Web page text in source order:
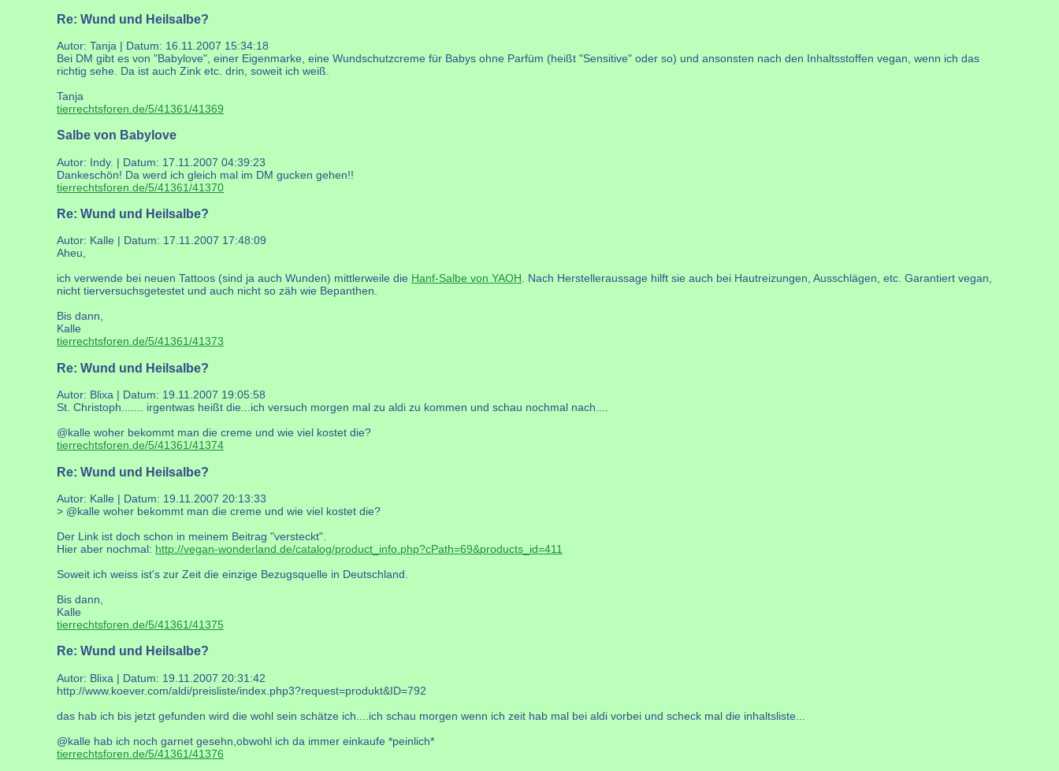
Re: Wund und Heilsalbe?
Autor: Tanja | Datum: 16.11.2007 15:34:18
Bei DM gibt es von "Babylove", einer Eigenmarke, eine Wundschutzcreme für Babys ohne Parfüm (heißt "Sensitive" oder so) und ansonsten nach den Inhaltsstoffen vegan, wenn ich das
richtig sehe. Da ist auch Zink etc. drin, soweit ich weiß.
Tanja
tierrechtsforen.de/5/41361/41369
Salbe von Babylove
Autor: Indy. | Datum: 17.11.2007 04:39:23
Dankeschön! Da werd ich gleich mal im DM gucken gehen!!
tierrechtsforen.de/5/41361/41370
Re: Wund und Heilsalbe?
Autor: Kalle | Datum: 17.11.2007 17:48:09
Aheu,
ich verwende bei neuen Tattoos (sind ja auch Wunden) mittlerweile die Hanf-Salbe von YAOH. Nach Herstelleraussage hilft sie auch bei Hautreizungen, Ausschlägen, etc. Garantiert vegan,
nicht tierversuchsgetestet und auch nicht so zäh wie Bepanthen.
Bis dann,
Kalle
tierrechtsforen.de/5/41361/41373
Re: Wund und Heilsalbe?
Autor: Blixa | Datum: 19.11.2007 19:05:58
St. Christoph....... irgentwas heißt die...ich versuch morgen mal zu aldi zu kommen und schau nochmal nach....
@kalle woher bekommt man die creme und wie viel kostet die?
tierrechtsforen.de/5/41361/41374
Re: Wund und Heilsalbe?
Autor: Kalle | Datum: 19.11.2007 20:13:33
> @kalle woher bekommt man die creme und wie viel kostet die?
Der Link ist doch schon in meinem Beitrag "versteckt".
Hier aber nochmal: http://vegan-wonderland.de/catalog/product_info.php?cPath=69&products_id=411
Soweit ich weiss ist's zur Zeit die einzige Bezugsquelle in Deutschland.
Bis dann,
Kalle
tierrechtsforen.de/5/41361/41375
Re: Wund und Heilsalbe?
Autor: Blixa | Datum: 19.11.2007 20:31:42
http://www.koever.com/aldi/preisliste/index.php3?request=produkt&ID=792
das hab ich bis jetzt gefunden wird die wohl sein schätze ich....ich schau morgen wenn ich zeit hab mal bei aldi vorbei und scheck mal die inhaltsliste...
@kalle hab ich noch garnet gesehn,obwohl ich da immer einkaufe *peinlich*
tierrechtsforen.de/5/41361/41376